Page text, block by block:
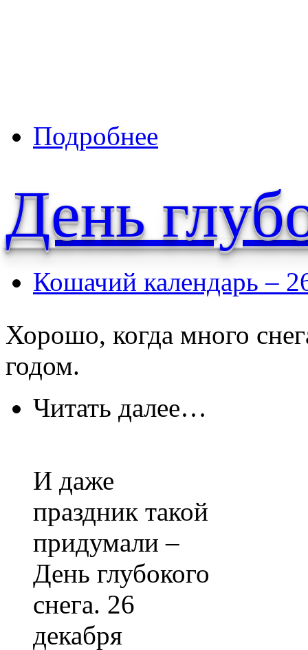
Подробнее
День
Кошачий календарь –
Хорошо, когда много
годом.
Читать далее…
И даже
праздник такой
придумали –
День глубокого
снега. 26
декабря